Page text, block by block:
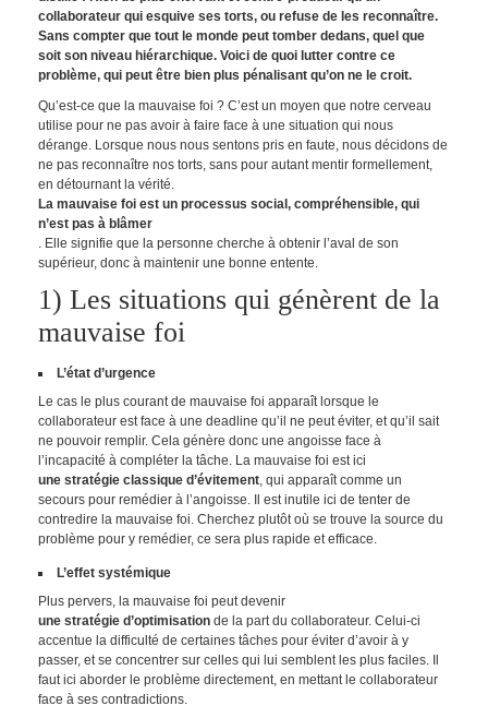
collaborateur qui esquive ses torts, ou refuse de les reconnaître.
Sans compter que tout le monde peut tomber dedans, quel que
soit son niveau hiérarchique. Voici de quoi lutter contre ce
problème, qui peut être bien plus pénalisant qu’on ne le croit.
Qu’est-ce que la mauvaise foi ? C’est un moyen que notre cerveau
utilise pour ne pas avoir à faire face à une situation qui nous
dérange. Lorsque nous nous sentons pris en faute, nous décidons de
ne pas reconnaître nos torts, sans pour autant mentir formellement,
en détournant la vérité.
La mauvaise foi est un processus social, compréhensible, qui
n’est pas à blâmer
. Elle signifie que la personne cherche à obtenir l’aval de son
supérieur, donc à maintenir une bonne entente.
1) Les situations qui génèrent de la
mauvaise foi
L’état d’urgence
Le cas le plus courant de mauvaise foi apparaît lorsque le
collaborateur est face à une deadline qu’il ne peut éviter, et qu’il sait
ne pouvoir remplir. Cela génère donc une angoisse face à
l’incapacité à compléter la tâche. La mauvaise foi est ici
une stratégie classique d’évitement, qui apparaît comme un
secours pour remédier à l’angoisse. Il est inutile ici de tenter de
contredire la mauvaise foi. Cherchez plutôt où se trouve la source du
problème pour y remédier, ce sera plus rapide et efficace.
L’effet systémique
Plus pervers, la mauvaise foi peut devenir
une stratégie d’optimisationde la part du collaborateur. Celui-ci
accentue la difficulté de certaines tâches pour éviter d’avoir à y
passer, et se concentrer sur celles qui lui semblent les plus faciles. Il
faut ici aborder le problème directement, en mettant le collaborateur
face à ses contradictions.